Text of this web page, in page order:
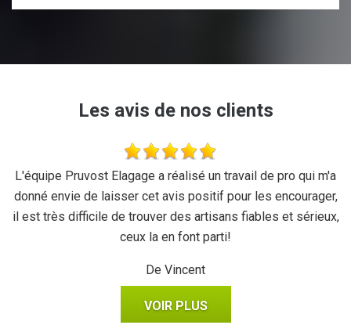
Les avis de nos clients
L'équipe Pruvost Elagage a réalisé un travail de pro qui m'a
donné envie de laisser cet avis positif pour les encourager,
il est très difficile de trouver des artisans fiables et sérieux,
ceux la en font parti!
De Vincent
VOIR PLUS